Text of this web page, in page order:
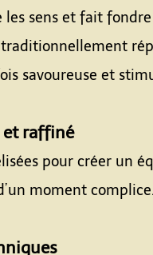
sens et fait fondre
savoureuse et
et raffiné
pour créer un
moment complice.